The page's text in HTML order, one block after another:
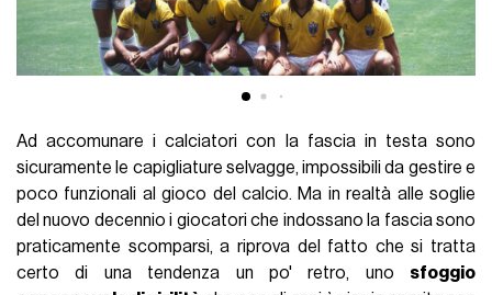
Ad accomunare i calciatori con la fascia in testa sono
sicuramente le capigliature selvagge, impossibili da gestire e
poco funzionali al gioco del calcio. Ma in realtà alle soglie
del nuovo decennio i giocatori che indossano la fascia sono
praticamente scomparsi, a riprova del fatto che si tratta
certo di una tendenza un po' retro, uno sfoggio